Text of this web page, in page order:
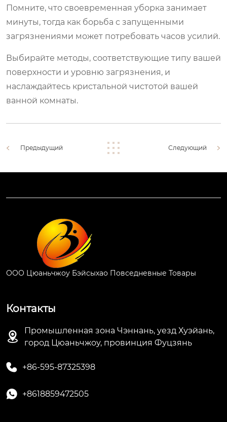
Помните, что своевременная уборка занимает
минуты, тогда как борьба с запущенными
загрязнениями может потребовать часов усилий.
Выбирайте методы, соответствующие типу вашей
поверхности и уровню загрязнения, и
наслаждайтесь кристальной чистотой вашей
ванной комнаты.
Предыдущий Следующий
ООО Цюаньчжоу Бэйсыхао Повседневные Товары
Контакты

Промышленная зона Чэннань, уезд Хуэйань,
город Цюаньчжоу, провинция Фуцзянь
 +86-595-87325398
 +8618859472505